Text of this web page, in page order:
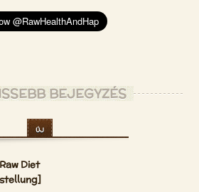
BEJEGYZÉS
ÚJ
Diet